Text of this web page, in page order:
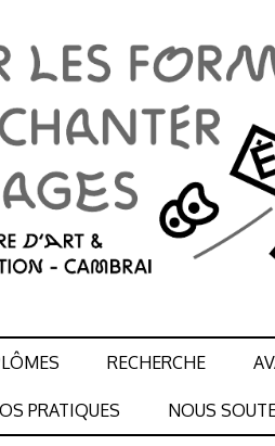
RECHERCHE
PRATIQUES NOUS